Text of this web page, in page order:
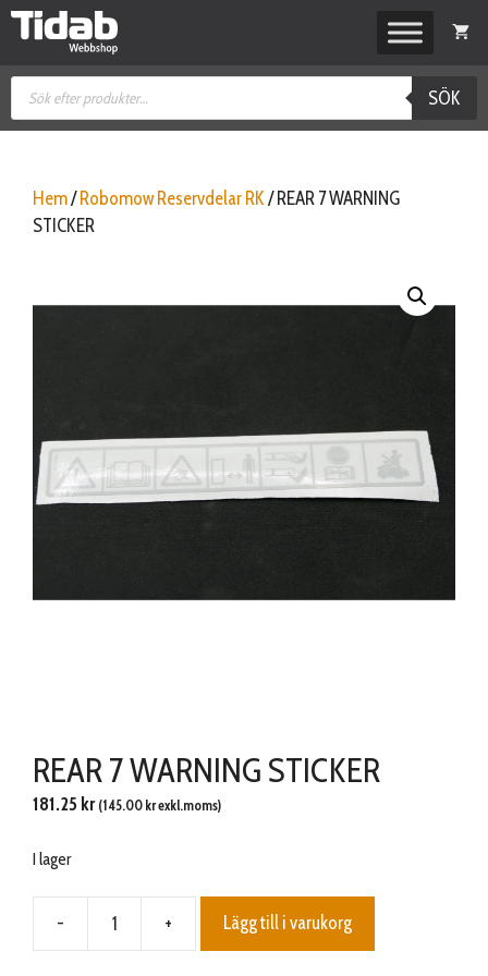
Hoppa
Produktsökning
SÖK
Hem/ Robomow Reservdelar RK / REAR 7 WARNING
STICKER
REAR 7 WARNING STICKER
181.25 kr (145.00 krexkl.moms)
I lager
-
REAR
+ Lägg till i varukorg